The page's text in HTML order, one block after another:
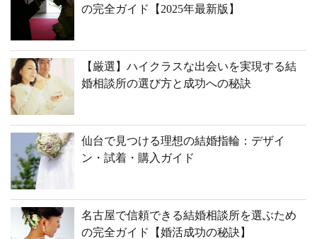
の完全ガイド【2025年最新版】
【厳選】ハイクラスな出会いを実現する結
婚相談所の選び方と成功への秘訣
仙台で見つける理想の結婚指輪：デザイ
ン・試着・購入ガイド
名古屋で信頼できる結婚相談所を選ぶため
の完全ガイド【婚活成功の秘訣】